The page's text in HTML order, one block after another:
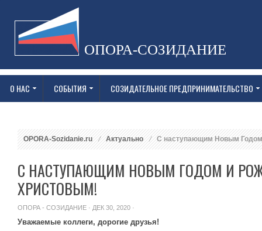
ОПОРА-СОЗИДАНИЕ
О НАС СОБЫТИЯ СОЗИДАТЕЛЬНОЕ ПРЕДПРИНИМАТЕЛЬСТВО
OPORA-Sozidanie.ru Актуально С наступающим Новым
С НАСТУПАЮЩИМ НОВЫМ ГОДОМ И
ХРИСТОВЫМ!
ОПОРА - СОЗИДАНИЕ · ДЕК 30, 2020 ·
Уважаемые коллеги, дорогие друзья!